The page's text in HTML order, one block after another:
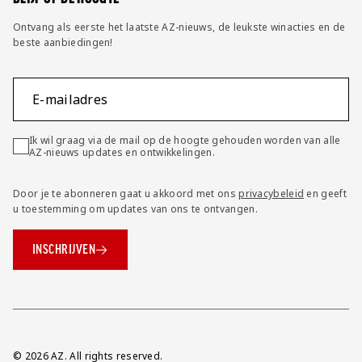
Ontvang als eerste het laatste AZ-nieuws, de leukste winacties en de
beste aanbiedingen!
E-mailadres
Ik wil graag via de mail op de hoogte gehouden worden van alle
AZ-nieuws updates en ontwikkelingen.
Door je te abonneren gaat u akkoord met onsprivacybeleid en geeft
u toestemming om updates van ons te ontvangen.
INSCHRIJVEN
Overig
© 2026 AZ. All rights reserved.